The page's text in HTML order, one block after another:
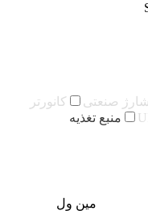
شارژ صنعتی
کانورتر
منبع تغذیه
مین ول